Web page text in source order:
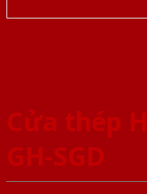
Cửa thép
GH-SGD